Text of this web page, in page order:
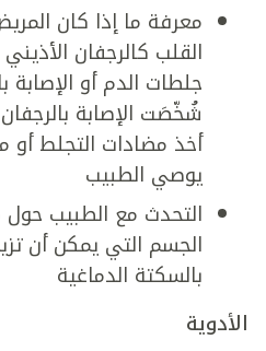
معرفة ما إذا كان
القلب كالرجفان
جلطات الدم أو الإصابة
شُخّصَت الإصابة
أخذ مضادات التجلط أو
يوصي الطبيب
التحدث مع الطبيب
الجسم التي يمكن أن
بالسكتة الدماغية
الأدوية